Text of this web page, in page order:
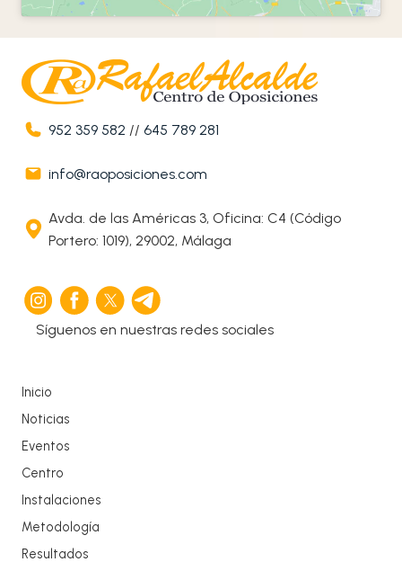
952 359 582 //645 789 281
info@raoposiciones.com
Avda. de las Américas 3, Oficina: C4 (Código
Portero: 1019), 29002, Málaga
Síguenos en nuestras redes sociales
Inicio
Noticias
Eventos
Centro
Instalaciones
Metodología
Resultados